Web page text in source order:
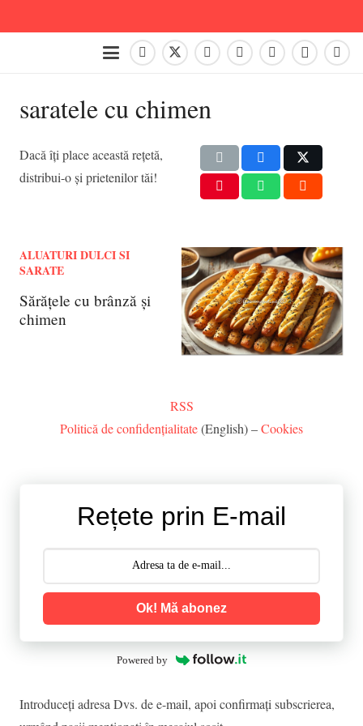
saratele cu chimen
Dacă îți place această rețetă,
distribui-o și prietenilor tăi!
ALUATURI DULCI SI
SARATE
Sărăţele cu brânză şi
chimen
RSS
Politică de confidențialitate(English) –Cookies
Rețete prin E-mail
Ok! Mă abonez
Powered by
Introduceţi adresa Dvs. de e-mail, apoi confirmaţi subscrierea,